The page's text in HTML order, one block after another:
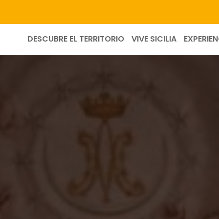
DESCUBRE EL TERRITORIO VIVE SICILIA